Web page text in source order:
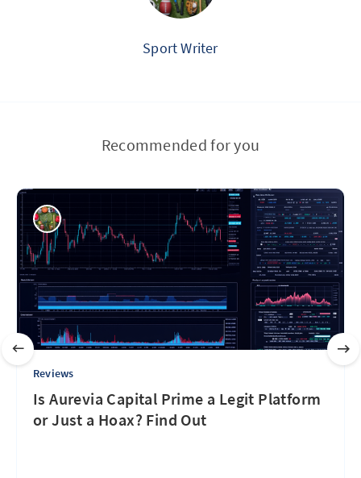
Sport Writer
Recommended for you
Reviews
Is Aurevia Capital Prime a Legit Platform
or Just a Hoax? Find Out